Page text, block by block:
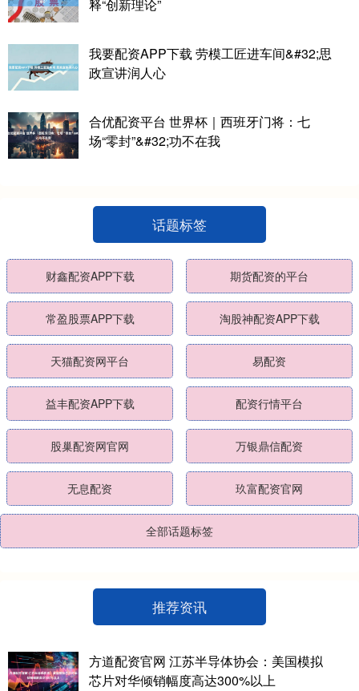
释“创新理论”
我要配资APP下载 劳模工匠进车间&#32;思
政宣讲润人心
合优配资平台 世界杯｜西班牙门将：七
场“零封”&#32;功不在我
话题标签
财鑫配资APP下载 期货配资的平台
常盈股票APP下载 淘股神配资APP下载
天猫配资网平台 易配资
益丰配资APP下载 配资行情平台
股巢配资网官网 万银鼎信配资
无息配资 玖富配资官网
全部话题标签
推荐资讯
方道配资官网 江苏半导体协会：美国模拟
芯片对华倾销幅度高达300%以上